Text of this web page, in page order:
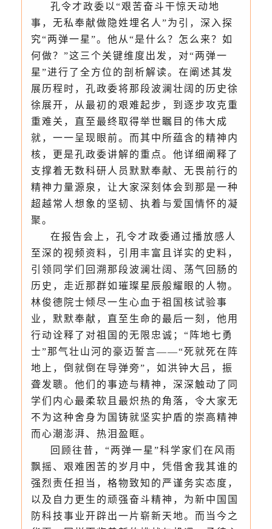
孔令才政委以“艰苦奋斗干惊天动地
事，无私奉献做隐姓埋名人”为引，深入探
究“两弹一星”。他从“是什么？怎么来？如
何做？”这三个关键维度出发，对“两弹一
星”进行了全方位的剖析解读。在阐述其发
展历程时，孔政委将那段波澜壮阔的历史徐
徐展开，从最初的艰难起步，到逐步攻克重
重难关，直至最终取得举世瞩目的伟大成
就，一一呈现眼前。而其中所蕴含的精神内
核，更是孔政委讲解的重点。他详细阐释了
支撑着无数科研人员默默奉献、无畏前行的
精神力量源泉，让大家深刻体会到那是一种
超越常人想象的坚韧、执着与爱国情怀的凝
聚。
在报告会上，孔令才政委通过播放感人
至深的视频资料，引用丰富且详实的史料，
引领同学们回溯那段波澜壮阔、荡气回肠的
历史，走近那群如璀璨星辰般耀眼的人物。
林俊德院士倾尽一生心血于祖国核试验事
业，默默奉献，直至生命的最后一刻，他用
行动诠释了对祖国的无限忠诚；“阵地七勇
士”那气壮山河的豪迈誓言——“死就死在阵
地上，倒就倒在导弹旁”，如洪钟大吕，振
聋发聩。他们的事迹与精神，深深触动了同
学们内心最柔软且最炽热的角落，令大家无
不为这种舍身为国铸就坚实护盾的崇高精神
而心潮澎湃、热泪盈眶。
回顾往昔，“两弹一星”科学家们在风雨
飘摇、艰难困苦的岁月中，凭借舍我其谁的
强烈责任担当，格物致知的严谨务实态度，
以及自力更生的顽强奋斗精神，为新中国国
防科技事业开辟出一片崭新天地。而当今之